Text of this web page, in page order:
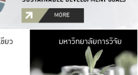
ยว มหาวิ
มีพื้นที่เขียวสดใส
เป็นป่าในเมือง เกษต
มหาวิทยาลัยการวิจัย